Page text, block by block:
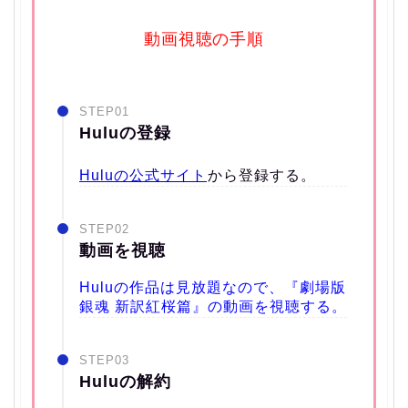
動画視聴の手順
STEP01
Huluの登録
Huluの公式サイト から登録する。
STEP02
動画を視聴
Huluの作品は見放題なので、『劇場版
銀魂 新訳紅桜篇』の動画を視聴する。
STEP03
Huluの解約